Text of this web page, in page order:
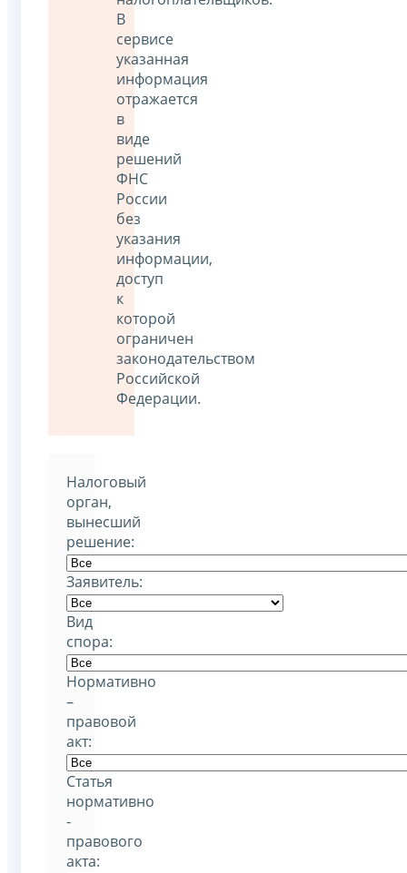
В
сервисе
указанная
информация
отражается
в
виде
решений
ФНС
России
без
указания
информации,
доступ
к
которой
ограничен
законодательством
Российской
Федерации.
Налоговый
орган,
вынесший
решение:
Заявитель:
Вид
спора:
Нормативно
–
правовой
акт:
Статья
нормативно
-
правового
акта: